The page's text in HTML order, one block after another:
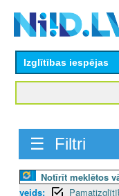
Izglītības iespējas
☰ Filtri
Notīrīt meklētos
veids: